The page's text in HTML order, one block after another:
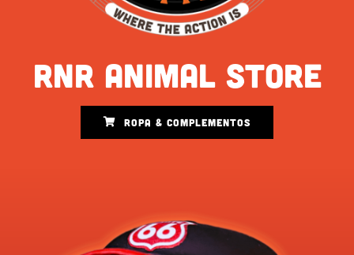
RNR ANIMAL STORE
ROPA & COMPLEMENTOS